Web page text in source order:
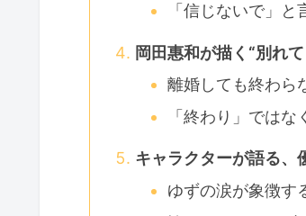
「信じないで」
岡田惠和が描く“別れ
離婚しても終わら
「終わり」では
キャラクターが語る、
ゆずの涙が象徴す